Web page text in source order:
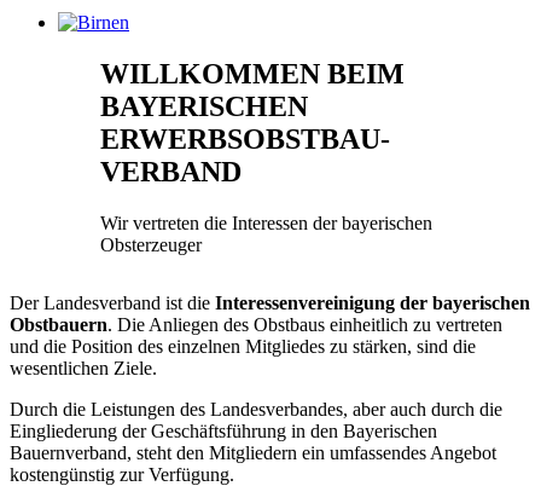
WILLKOMMEN BEIM
BAYERISCHEN
ERWERBSOBSTBAU-
VERBAND
Wir vertreten die Interessen der bayerischen
Obsterzeuger
Der Landesverband ist die Interessenvereinigung der bayerischen
Obstbauern. Die Anliegen des Obstbaus einheitlich zu vertreten
und die Position des einzelnen Mitgliedes zu stärken, sind die
wesentlichen Ziele.
Durch die Leistungen des Landesverbandes, aber auch durch die
Eingliederung der Geschäftsführung in den Bayerischen
Bauernverband, steht den Mitgliedern ein umfassendes Angebot
kostengünstig zur Verfügung.